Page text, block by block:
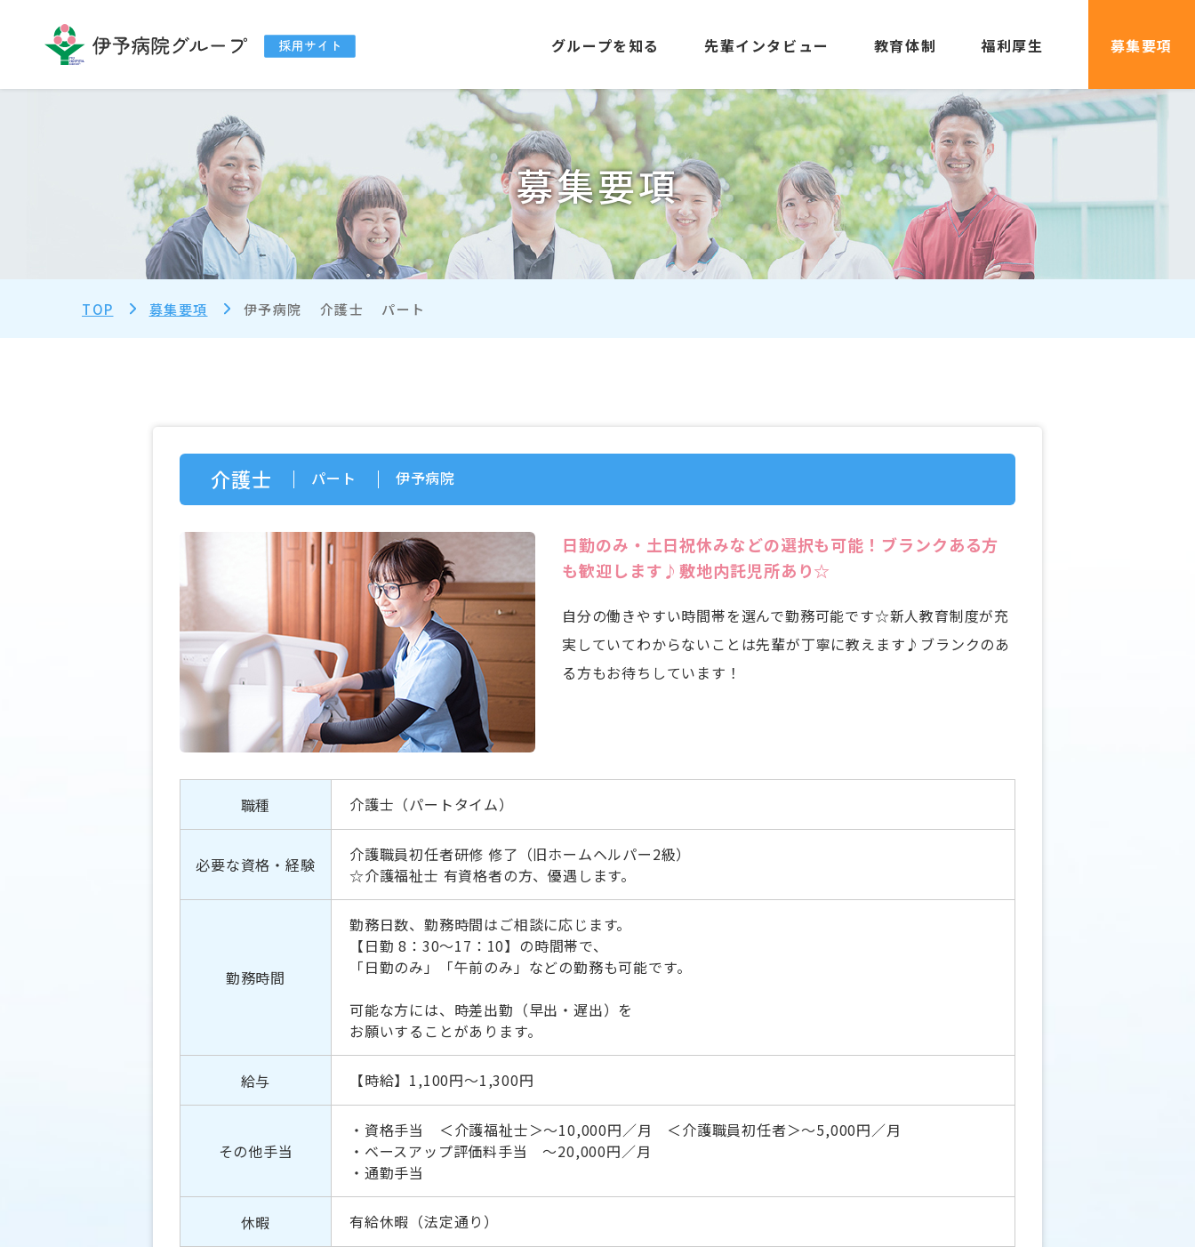
グループを知る 先輩インタビュー 教育体制 福利厚生 募集要項
募集要項
TOP 募集要項 伊予病院 介護士 パート
介護士 パート 伊予病院
日勤のみ・土日祝休みなどの選択も可能！ブランクある方
も歓迎します♪敷地内託児所あり☆
自分の働きやすい時間帯を選んで勤務可能です☆新人教育制度が充
実していてわからないことは先輩が丁寧に教えます♪ブランクのあ
る方もお待ちしています！
職種 介護士（パートタイム）
必要な資格・経験
介護職員初任者研修 修了（旧ホームヘルパー2級）
☆介護福祉士 有資格者の方、優遇します。
勤務時間
勤務日数、勤務時間はご相談に応じます。
【日勤 8：30～17：10】の時間帯で、
「日勤のみ」「午前のみ」などの勤務も可能です。
可能な方には、時差出勤（早出・遅出）を
お願いすることがあります。
給与 【時給】1,100円～1,300円
その他手当
・資格手当 ＜介護福祉士＞～10,000円／月 ＜介護職員初任者＞～5,000円／月
・ベースアップ評価料手当 ～20,000円／月
・通勤手当
休暇 有給休暇（法定通り）